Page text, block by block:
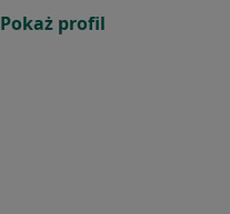
Pokaż profil